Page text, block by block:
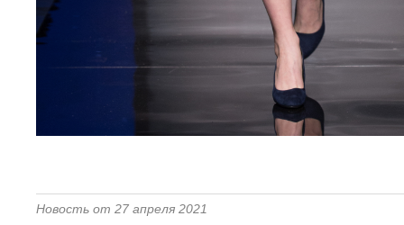
Новость от 27 апреля 2021